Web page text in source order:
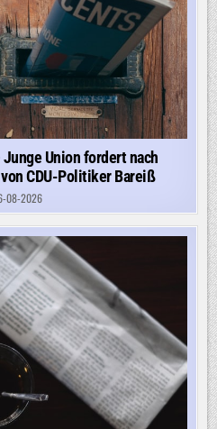
Union fordert nach
CDU-Politiker Bareiß
08-2026